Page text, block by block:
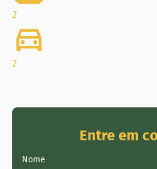
2
2
Entre em
Nome